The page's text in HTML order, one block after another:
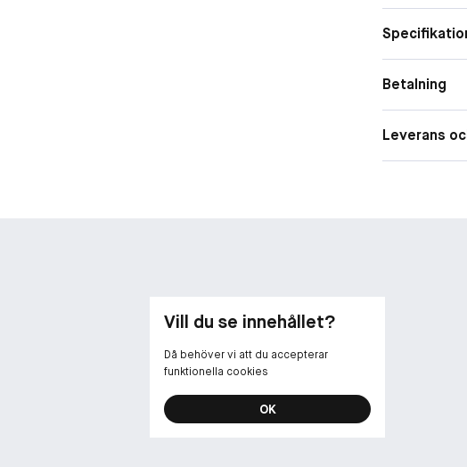
vitt päron,
kokos. Basen
vegansk.
Betalning
Leverans
Vill du se innehållet?
Då behöver vi att du accepterar
funktionella cookies
OK